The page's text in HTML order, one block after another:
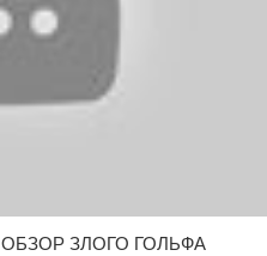
ОБЗОР ЗЛОГО ГОЛЬФА